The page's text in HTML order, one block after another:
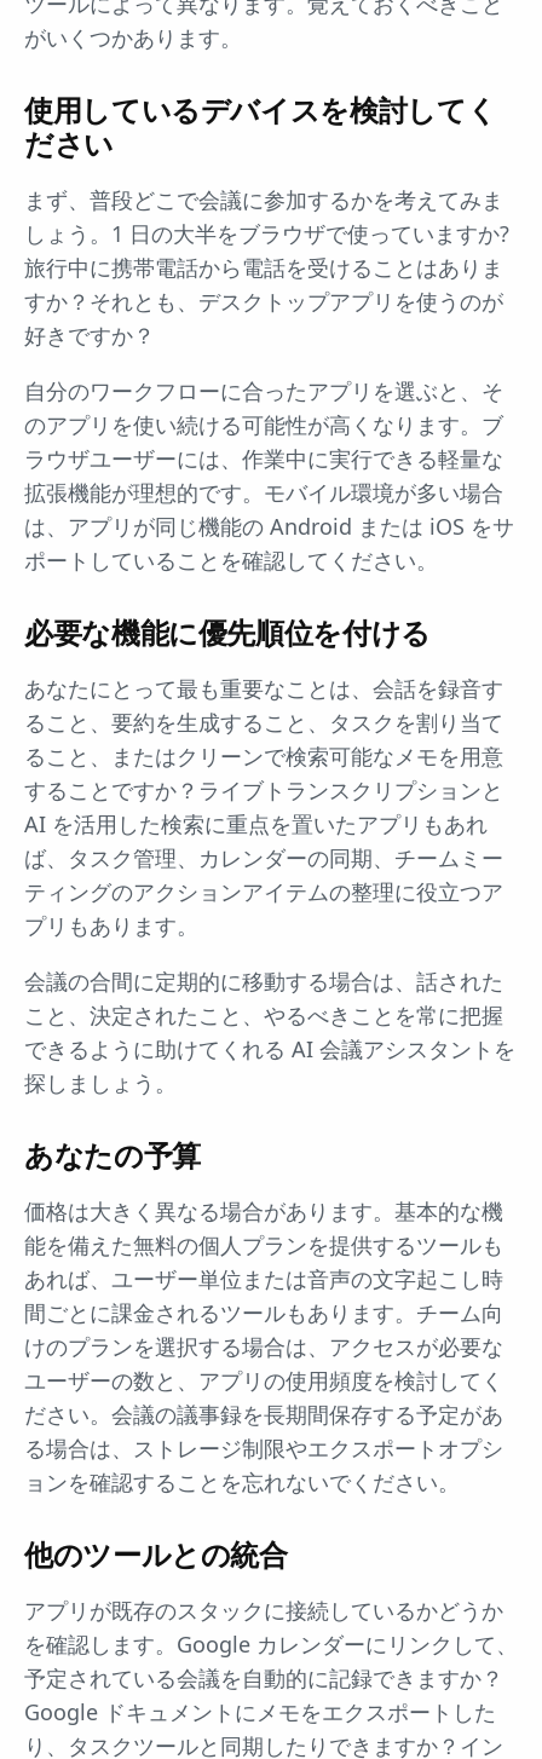
がいくつかあります。
使用しているデバイスを検討してく
ださい
まず、普段どこで会議に参加するかを考えてみま
しょう。1 日の大半をブラウザで使っていますか?
旅行中に携帯電話から電話を受けることはありま
すか？それとも、デスクトップアプリを使うのが
好きですか？
自分のワークフローに合ったアプリを選ぶと、そ
のアプリを使い続ける可能性が高くなります。ブ
ラウザユーザーには、作業中に実行できる軽量な
拡張機能が理想的です。モバイル環境が多い場合
は、アプリが同じ機能の Android または iOS をサ
ポートしていることを確認してください。
必要な機能に優先順位を付ける
あなたにとって最も重要なことは、会話を録音す
ること、要約を生成すること、タスクを割り当て
ること、またはクリーンで検索可能なメモを用意
することですか？ライブトランスクリプションと
AI を活用した検索に重点を置いたアプリもあれ
ば、タスク管理、カレンダーの同期、チームミー
ティングのアクションアイテムの整理に役立つア
プリもあります。
会議の合間に定期的に移動する場合は、話された
こと、決定されたこと、やるべきことを常に把握
できるように助けてくれる AI 会議アシスタントを
探しましょう。
あなたの予算
価格は大きく異なる場合があります。基本的な機
能を備えた無料の個人プランを提供するツールも
あれば、ユーザー単位または音声の文字起こし時
間ごとに課金されるツールもあります。チーム向
けのプランを選択する場合は、アクセスが必要な
ユーザーの数と、アプリの使用頻度を検討してく
ださい。会議の議事録を長期間保存する予定があ
る場合は、ストレージ制限やエクスポートオプシ
ョンを確認することを忘れないでください。
他のツールとの統合
アプリが既存のスタックに接続しているかどうか
を確認します。Google カレンダーにリンクして、
予定されている会議を自動的に記録できますか？
Google ドキュメントにメモをエクスポートした
り、タスクツールと同期したりできますか？イン